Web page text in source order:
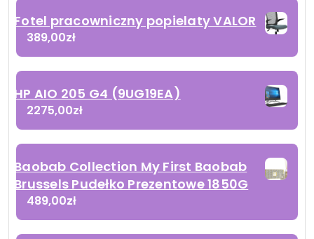
Fotel pracowniczny popielaty VALOR
389,00zł
HP AIO 205 G4 (9UG19EA)
2275,00zł
Baobab Collection My First Baobab
Brussels Pudełko Prezentowe 1850G
489,00zł